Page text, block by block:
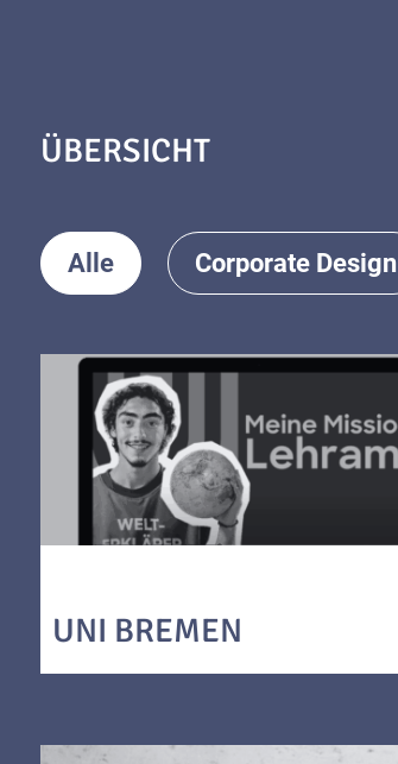
ÜBERSICHT
Alle Corporate Design
UNI BREMEN